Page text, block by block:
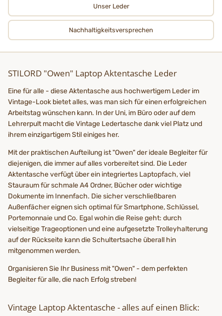
Unser Leder
Nachhaltigkeits­­­versprechen
STILORD "Owen" Laptop Aktentasche Leder
Eine für alle - diese Aktentasche aus hochwertigem Leder im
Vintage-Look bietet alles, was man sich für einen erfolgreichen
Arbeitstag wünschen kann. In der Uni, im Büro oder auf dem
Lehrerpult macht die Vintage Ledertasche dank viel Platz und
ihrem einzigartigem Stil einiges her.
Mit der praktischen Aufteilung ist "Owen" der ideale Begleiter für
diejenigen, die immer auf alles vorbereitet sind. Die Leder
Aktentasche verfügt über ein integriertes Laptopfach, viel
Stauraum für schmale A4 Ordner, Bücher oder wichtige
Dokumente im Innenfach. Die sicher verschließbaren
Außenfächer eignen sich optimal für Smartphone, Schlüssel,
Portemonnaie und Co. Egal wohin die Reise geht: durch
vielseitige Trageoptionen und eine aufgesetzte Trolleyhalterung
auf der Rückseite kann die Schultertsache überall hin
mitgenommen werden.
Organisieren Sie Ihr Business mit "Owen" - dem perfekten
Begleiter für alle, die nach Erfolg streben!
Vintage Laptop Aktentasche - alles auf einen Blick: